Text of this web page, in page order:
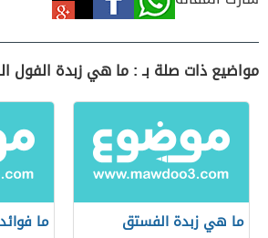
مواضيع ذات صلة بـ : ما هي زبدة الفول
ما هي زبدة الفستق
ما